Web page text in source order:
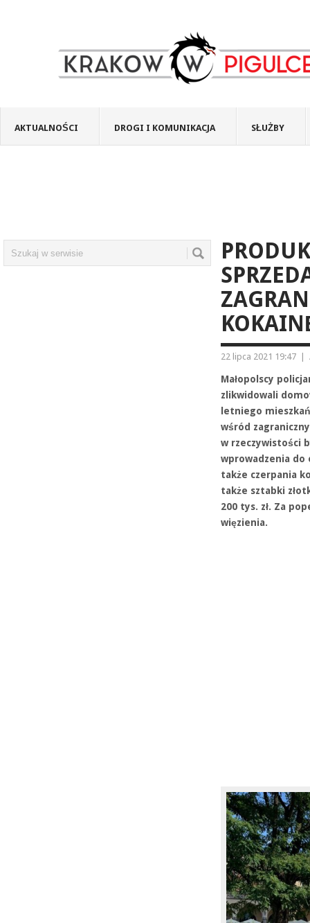
AKTUALNOŚCI DROGI I KOMUNIKACJA SŁUŻBY
22 lipca 2021 19:47
Małopolscy
zlikwidowali
letniego
wśród
w rzeczywistości
wprowadzenia do
także czerpania
także sztabki
200 tys. zł. Za
więzienia.